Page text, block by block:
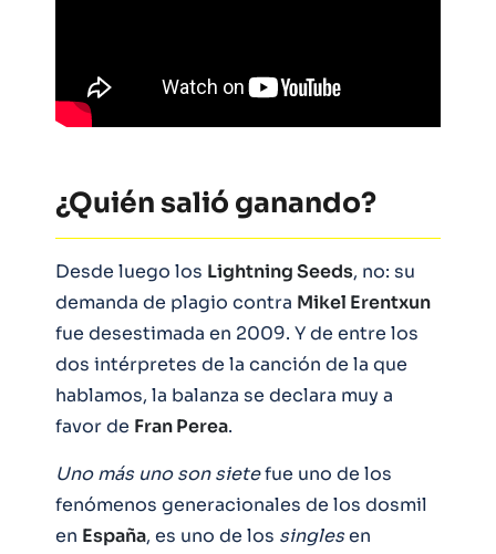
¿Quién salió ganando?
Desde luego los Lightning Seeds, no: su
demanda de plagio contra Mikel Erentxun
fue desestimada en 2009. Y de entre los
dos intérpretes de la canción de la que
hablamos, la balanza se declara muy a
favor de Fran Perea.
Uno más uno son sietefue uno de los
fenómenos generacionales de los dosmil
en España, es uno de los singlesen